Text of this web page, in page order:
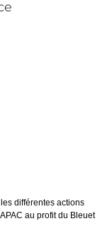
différentes actions
au profit du Bleuet